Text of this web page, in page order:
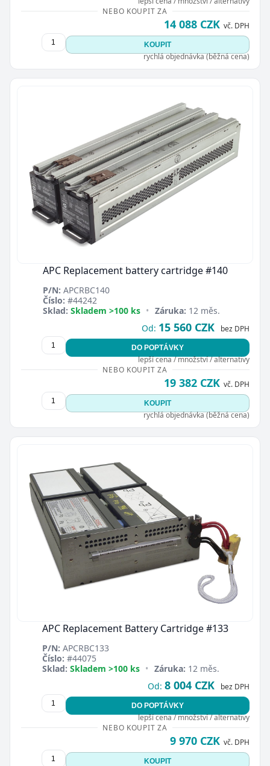
NEBO KOUPIT ZA
14 088 CZK vč. DPH
KOUPIT
rychlá objednávka (běžná cena)
APC Replacement battery cartridge #140
P/N: APCRBC140
Číslo: #44242
Sklad: Skladem >100 ks • Záruka: 12 měs.
Od: 15 560 CZK bez DPH
DO POPTÁVKY
lepší cena / množství / alternativy
NEBO KOUPIT ZA
19 382 CZK vč. DPH
KOUPIT
rychlá objednávka (běžná cena)
APC Replacement Battery Cartridge #133
P/N: APCRBC133
Číslo: #44075
Sklad: Skladem >100 ks • Záruka: 12 měs.
Od: 8 004 CZK bez DPH
DO POPTÁVKY
lepší cena / množství / alternativy
NEBO KOUPIT ZA
9 970 CZK vč. DPH
KOUPIT